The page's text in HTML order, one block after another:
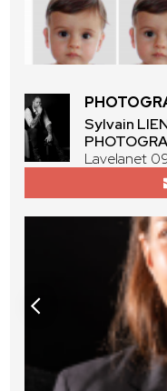
Sylvain
Lavelanet